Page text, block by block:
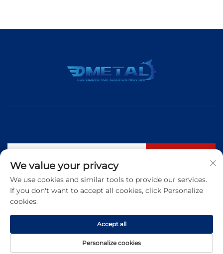
Tél. :+86 183 5421 3960
droits réservésPolitique de confidentialité
We value your privacy
We use cookies and similar tools to provide our services.
If you don't want to accept all cookies, click Personalize
cookies.
Personalize cookies
Accept all